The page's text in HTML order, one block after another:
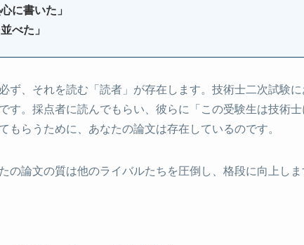
に書いた」
べた」
ず、それを読む「読者」が存在します。技術士二次試験に
す。採点者に読んでもらい、彼らに「この受験生は技術士
らうために、あなたの論文は存在しているのです。
論文の質は他のライバルたちを圧倒し、格段に向上しま